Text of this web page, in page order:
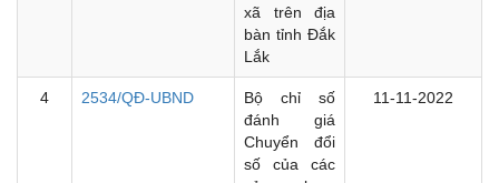
xã trên địa
bàn tỉnh Đắk
Lắk
4 2534/QĐ-UBND
Bộ chỉ số
đánh giá
Chuyển đổi
số của các
11-11-2022